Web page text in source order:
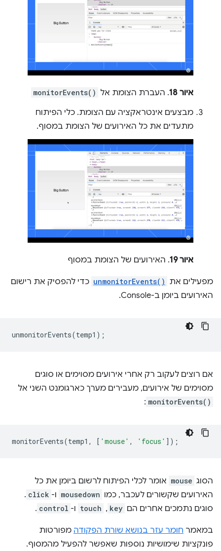
איור 18 . העברת הצומת אל monitorEvents()
מבצעים אינטראקציה עם הצומת. כלי הפיתוח
מתעדים את כל האירועים של הצומת במסוף.
איור 19 . האירועים של הצומת במסוף
מפעילים את unmonitorEvents() כדי להפסיק את רישום
האירועים ביומן ב-Console.
unmonitorEvents(temp1 );
אם רוצים לעקוב רק אחרי אירועים מסוימים או סוגים
מסוימים של אירועים, מעבירים מערך כארגומנט השני אל
monitorEvents()
:
monitorEvents(temp1 , [ 'mouse' , 'focus' ]);
הסוג mouse אומר לכלי הפיתוח לרשום ביומן את כל
האירועים שקשורים לעכבר, כמו mousedown ו- click
.
סוגים נתמכים אחרים הם key
,‏
touch ו- control
.
במאמר חומר עזר בנושא שורת הפקודה מפורטות
פונקציות שימושיות נוספות שאפשר להפעיל מהמסוף.